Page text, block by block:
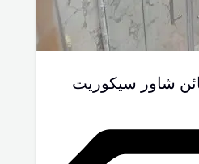
شاور سيكوريت